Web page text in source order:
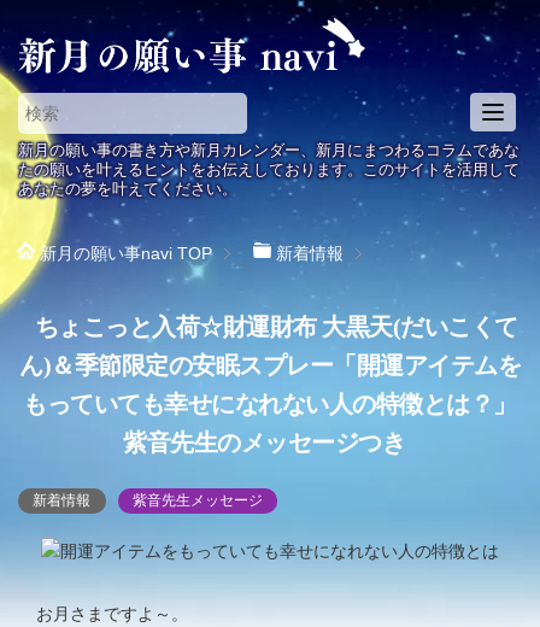
T
o
g
g
e
v
g
新月の願い事の書き方や新月カレンダー、新月にまつわるコラムであな
たの願いを叶えるヒントをお伝えしております。このサイトを活用して
あなたの夢を叶えてください。
新月の願い事navi TOP 新着情報
ちょこっと入荷☆財運財布 大黒天(だいこくて
ん)＆季節限定の安眠スプレー「開運アイテムを
もっていても幸せになれない人の特徴とは？」
紫音先生のメッセージつき
新着情報 紫音先生メッセージ
お月さまですよ～。